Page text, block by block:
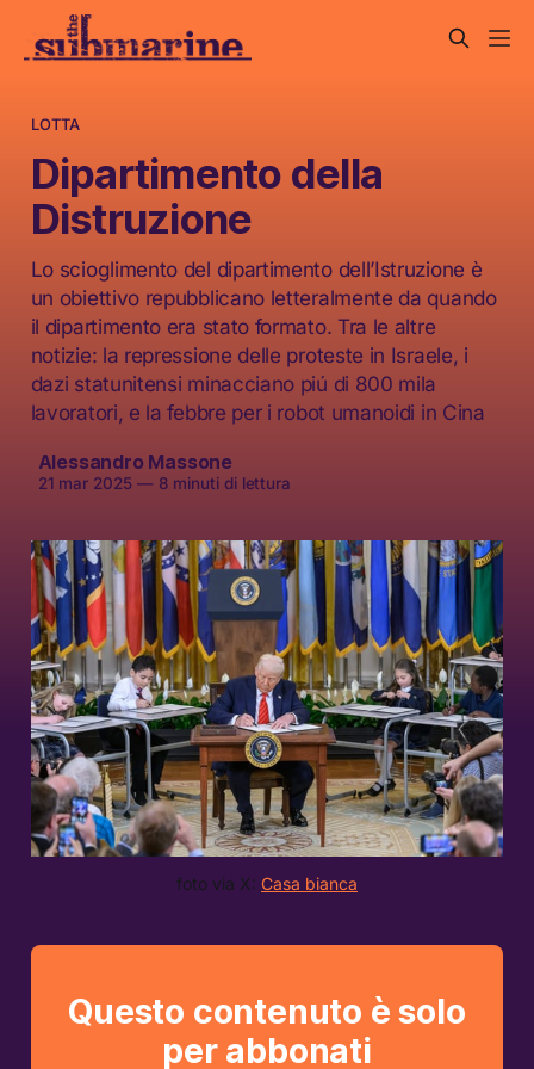
LOTTA
Dipartimento della
Distruzione
Lo scioglimento del dipartimento dell’Istruzione è
un obiettivo repubblicano letteralmente da quando
il dipartimento era stato formato. Tra le altre
notizie: la repressione delle proteste in Israele, i
dazi statunitensi minacciano piú di 800 mila
lavoratori, e la febbre per i robot umanoidi in Cina
Alessandro Massone
21 mar 2025 —8 minuti di lettura
foto via X: Casa bianca
Questo contenuto è solo
per abbonati